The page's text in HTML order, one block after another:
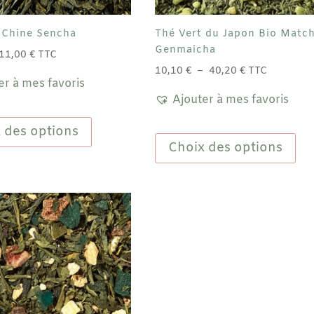
Sencha
11,00€Plage
prix :
à
11,00 €
TTC
à mes favoris
des options
a
Les
options
peuvent
être
choisies
sur
la
page
Thé Vert du Japon Bio
Genmaicha
10,10 € – 40,20 €Plage
prix :
à
40,20 €
TTC
Ajouter à mes favoris
Choix des options
a